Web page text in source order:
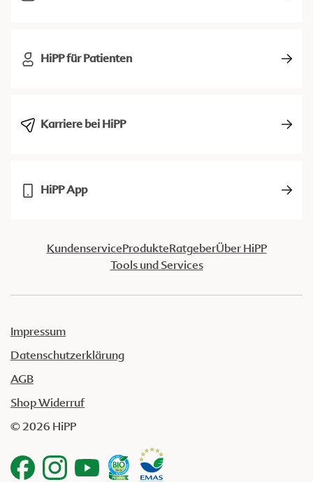
HiPP für Patienten
Karriere bei HiPP
HiPP App
KundenserviceProdukteRatgeberÜber HiPP
Tools und Services
Impressum
Datenschutzerklärung
AGB
Shop Widerruf
© 2026 HiPP